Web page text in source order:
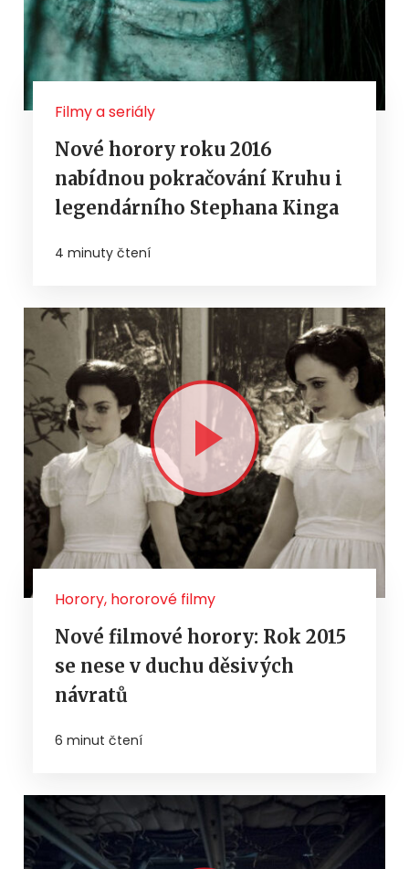
Filmy a seriály
Nové horory roku 2016
nabídnou pokračování Kruhu i
legendárního Stephana Kinga
4 minuty čtení
Horory, hororové filmy
Nové filmové horory: Rok 2015
se nese v duchu děsivých
návratů
6 minut čtení